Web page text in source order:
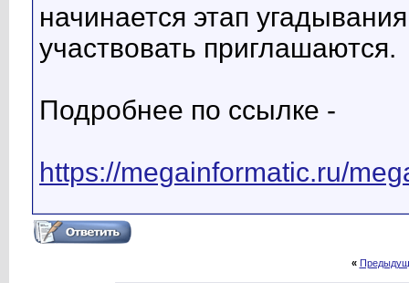
начинается этап
участвовать приглашаются.
Подробнее по ссылке -
https://megainformatic.ru/
«